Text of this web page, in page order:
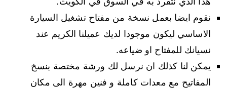
نقوم ايضا بعمل نسخة من مفتاح تشغيل السيارة
الاساسي ليكون موجودا لديك عميلنا الكريم عند
نسيانك للمفتاح او ضياعه.
يمكن لنا كذلك ان نرسل لك ورشة مختصة بنسخ
المفاتيح مع معدات كاملة و فنين مهرة الى مكان